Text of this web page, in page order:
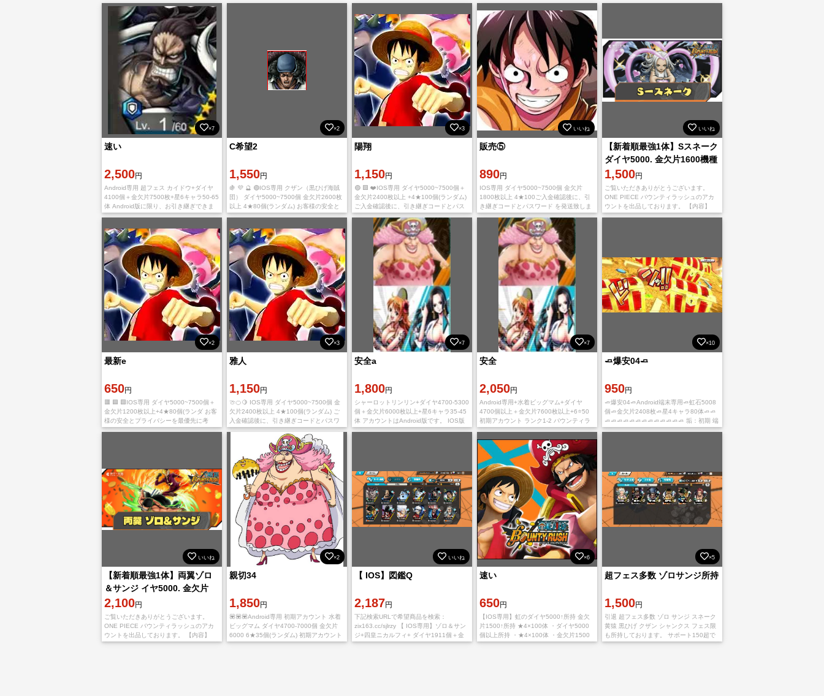
×7
速い
2,500円
Android専用 超フェス カイドウ+ダイヤ
4100個＋金欠片7500枚+星6キャラ50-65
体 Android版に限り、お引き継ぎできま
す。 ゲーム内にダイヤの表示数が足りな
×2
C希望2
1,550円
🍇 💜 🔮 🟣IOS専用 クザン（黒ひげ海賊
団） ダイヤ5000~7500個 金欠片2600枚
以上 4★80個(ランダム) お客様の安全と
プライバシーを最優先に考え、厳重なセ
×3
陽翔
1,150円
🟣 🟪 ❤️IOS専用 ダイヤ5000~7500個＋
金欠片2400枚以上 +4★100個(ランダム)
ご入金確認後に、引き継ぎコードとパス
ワード を発送致します ご利用、心よりお
待ちしております。
いいね
販売⑤
890円
IOS専用 ダイヤ5000~7500個 金欠片
1800枚以上 4★100ご入金確認後に、引
き継ぎコードとパスワード を発送致しま
す ご利用、心よりお待ちしております。
多少誤差がありますので予
いいね
【新着順最強1体】Sスネーク
ダイヤ5000. 金欠片1600機種
IOS
1,500円
ご覧いただきありがとうございます。
ONE PIECE バウンティラッシュのアカ
ウントを出品しております。 【内容】
IOS初期垢 Sスネーク ダイヤ5000~6500
×2
最新e
650円
🟥 🟦 🟪IOS専用 ダイヤ5000~7500個＋
金欠片1200枚以上+4★80個(ランダ お客
様の安全とプライバシーを最優先に考
え、厳重なセキュリティ対策を実施しま
×3
雅人
1,150円
🍈🍊🍋 IOS専用 ダイヤ5000~7500個 金
欠片2400枚以上 4★100個(ランダム) ご
入金確認後に、引き継ぎコードとパスワ
ード を発送致します ご利用、心よりお待
ちしております。 多
×7
安全a
1,800円
シャーロットリンリン+ダイヤ4700-5300
個＋金欠片6000枚以上+星6キャラ35-45
体 アカウントはAndroid版です。 IOS版
でのご利用の場合、石が引き継ぎ時に消
×7
安全
2,050円
Android専用+水着ビッグマム+ダイヤ
4700個以上＋金欠片7600枚以上+6⭐50
初期アカウント ランク1-2 バウンティラ
ッシュ シングル未進行垢 ⚠ゲーム内にダ
イヤの表示数が足りなかったら、
×10
🧈爆安04🧈
950円
🧈爆安04🧈Android端末専用🧈虹石5008
個🧈金欠片2408枚🧈星4キャラ80体🧈🧈
🧈🧈🧈🧈🧈🧈🧈🧈🧈🧈🧈🧈🧈 垢：初期 端
末サポート：Android アカウント：ワン
いいね
【新着順最強1体】両翼ゾロ
＆サンジ イヤ5000. 金欠片
1500機種IOS
2,100円
ご覧いただきありがとうございます。
ONE PIECE バウンティラッシュのアカ
ウントを出品しております。 【内容】
IOS初期垢 黄猿 ダイヤ5000~6500個 金
×2
親切34
1,850円
💟💟💟Android専用 初期アカウント 水着
ビッグマム ダイヤ4700-7000個 金欠片
6000 6★35個(ランダム) 初期アカウント
入金確認後に引き継ぎ情報をお送り致し
いいね
【 IOS】図鑑Q
2,187円
下記検索URLで希望商品を検索：
zix163.cc/sjlrzy 【 IOS専用】ゾロ＆サン
ジ+四皇ニカルフィ+ ダイヤ1911個＋金
かけら1441枚+（4🌟5🌟）合計140体 🌸
×6
速い
650円
【IOS専用】虹のダイヤ5000↑所持 金欠
片1500↑所持 ★4×100体 ・ダイヤ5000
個以上所持 ・★4×100体 ・金欠片1500
以上 ※こちらはIOS版です。androidで引
×5
超フェス多数 ゾロサンジ所持
1,500円
引退 超フェス多数 ゾロ サンジ スネーク
黄猿 黒ひげ クザン シャンクス フェス限
も所持しております。 サポート150超で
すのですぐにリーグで戦えます。